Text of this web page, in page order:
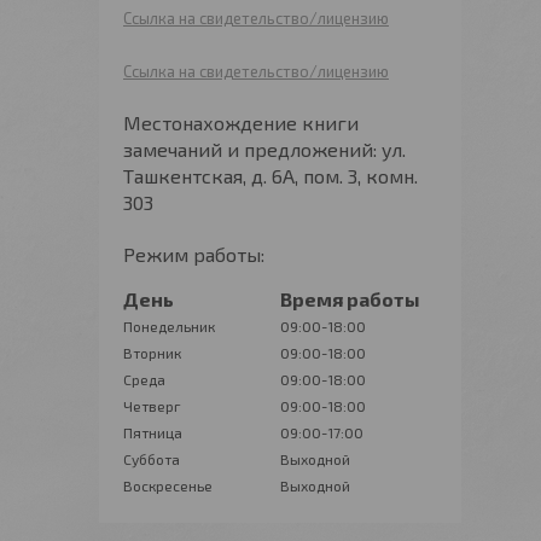
Ссылка на свидетельство/лицензию
Ссылка на свидетельство/лицензию
Местонахождение книги
замечаний и предложений: ул.
Ташкентская, д. 6А, пом. 3, комн.
303
Режим работы:
День
Время работы
Понедельник
09:00-18:00
Вторник
09:00-18:00
Среда
09:00-18:00
Четверг
09:00-18:00
Пятница
09:00-17:00
Суббота
Выходной
Воскресенье
Выходной